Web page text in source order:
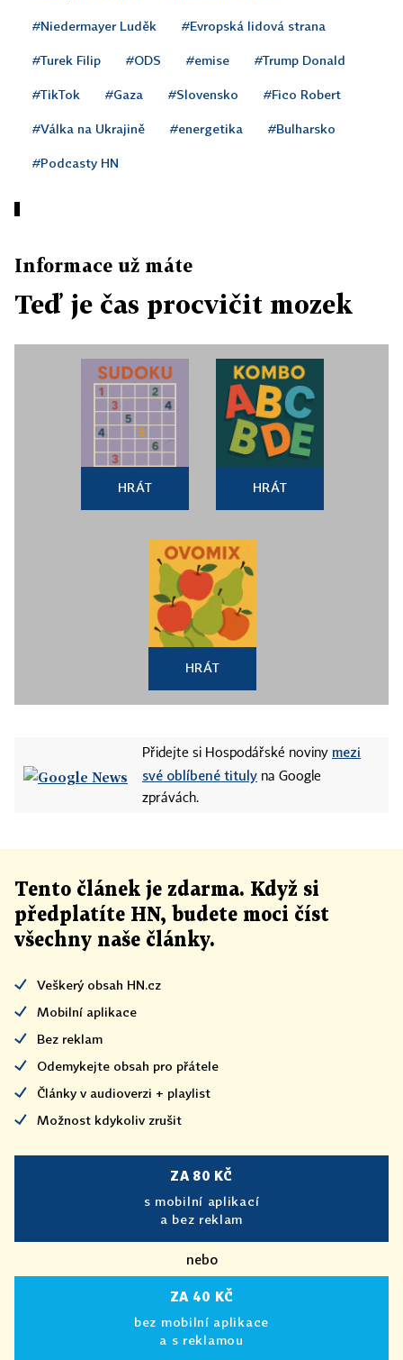
#Niedermayer Luděk #Evropská lidová strana
#Turek Filip #ODS #emise #Trump Donald
#TikTok #Gaza #Slovensko #Fico Robert
#Válka na Ukrajině #energetika #Bulharsko
#Podcasty HN
Informace už máte
Teď je čas procvičit mozek
HRÁT HRÁT
HRÁT
Přidejte si Hospodářské noviny mezi
své oblíbené tituly na Google
zprávách.
Tento článek je zdarma. Když si
předplatíte HN, budete moci číst
všechny naše články.
Veškerý obsah HN.cz
Mobilní aplikace
Bez reklam
Odemykejte obsah pro přátele
Články v audioverzi + playlist
Možnost kdykoliv zrušit
ZA 80 KČ
s mobilní aplikací
a bez reklam
nebo
ZA 40 KČ
bez mobilní aplikace
a s reklamou